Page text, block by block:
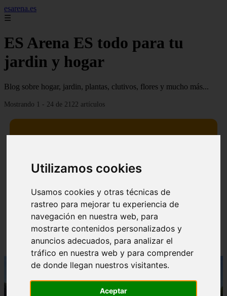
Utilizamos cookies
Usamos cookies y otras técnicas de
rastreo para mejorar tu experiencia de
navegación en nuestra web, para
mostrarte contenidos personalizados y
anuncios adecuados, para analizar el
tráfico en nuestra web y para comprender
de donde llegan nuestros visitantes.
Aceptar
esarena.es
☰
ES Arena ES todo para tu
jardin y hogar
Blog sobre hogar, jardin, plantas, clutivos, flores y mucho más...
Mostrando 1 - 24 de 2122 artículos
defendible